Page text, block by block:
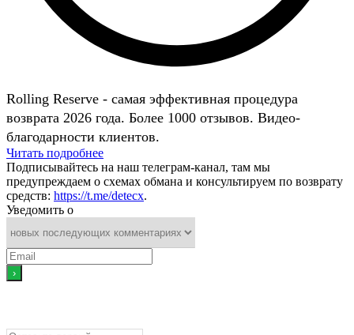
Rolling Reserve - самая эффективная процедура
возврата 2026 года. Более 1000 отзывов. Видео-
благодарности клиентов.
Читать подробнее
Подписывайтесь на наш телеграм-канал, там мы
предупреждаем о схемах обмана и консультируем по возврату
средств: https://t.me/detecx.
Уведомить о